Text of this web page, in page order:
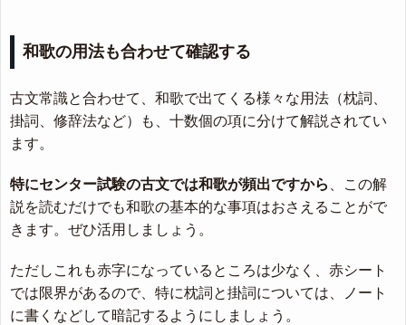
和歌の用法も合わせて確認する
古文常識と合わせて、和歌で出てくる様々な用法（枕詞、
掛詞、修辞法など）も、十数個の項に分けて解説されてい
ます。
特にセンター試験の古文では和歌が頻出ですから
、この解
説を読むだけでも和歌の基本的な事項はおさえることがで
きます。ぜひ活用しましょう。
ただしこれも赤字になっているところは少なく、赤シート
では限界があるので、特に枕詞と掛詞については、ノート
に書くなどして暗記するようにしましょう。